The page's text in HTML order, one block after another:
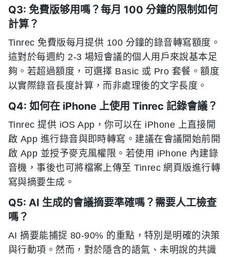
Q3: 免費版够用嗎？每月 100 分鐘的限制如何
計算？
Tinrec 免費版每月提供 100 分鐘的錄音轉寫額度。
這對於每週約 2-3 場短會議的個人用戶來說基本足
夠。若超過額度，可選擇 Basic 或 Pro 套餐。額度
以實際錄音長度計算，而非處理後的文字長度。
Q4: 如何在 iPhone 上使用 Tinrec 記錄會議？
Tinrec 提供 iOS App，你可以在 iPhone 上直接開
啟 App 進行錄音與即時轉寫。建議在會議開始前開
啟 App 並授予麥克風權限。若使用 iPhone 內建錄
音機，事後也可將檔案上傳至 Tinrec 網頁版進行轉
寫與摘要生成。
Q5: AI 生成的會議摘要準確嗎？需要人工檢查
嗎？
AI 摘要能捕捉 80-90% 的重點，特別是明確的決策
與行動項。然而，對於隱含的語氣、未明說的共識